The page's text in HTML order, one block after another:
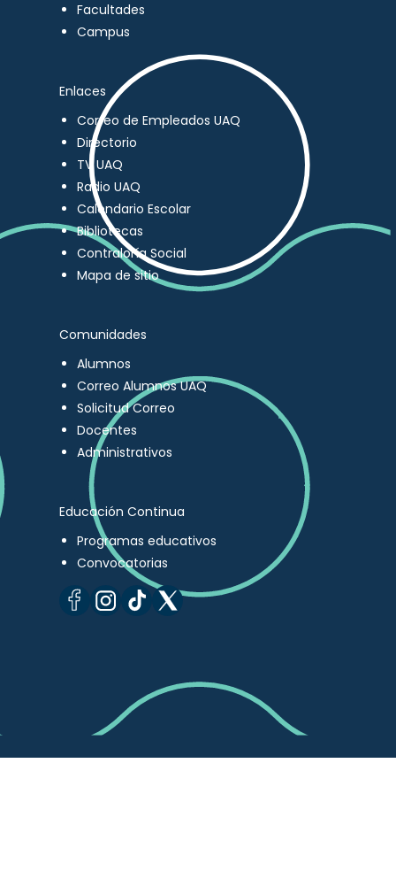
Facultades
Campus
Enlaces
Correo de Empleados UAQ
Directorio
TV UAQ
Radio UAQ
Calendario Escolar
Bibliotecas
Contraloría Social
Mapa de sitio
Comunidades
Alumnos
Correo Alumnos UAQ
Solicitud Correo
Docentes
Administrativos
Educación Continua
Programas educativos
Convocatorias